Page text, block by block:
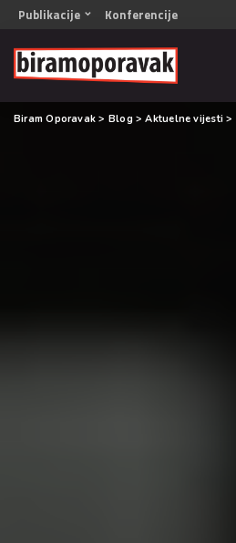
Publikacije
OPORAVAK- Naš zajednički cilj BiH/CG
OPORAVAK- Naš zajednički cilj SRB
RECOVERY- Our common goal ENG
OPORAVAK- Naš zajednički cilj 2
Konferencije
Biram Oporavak > Blog >Aktuelne vijesti >